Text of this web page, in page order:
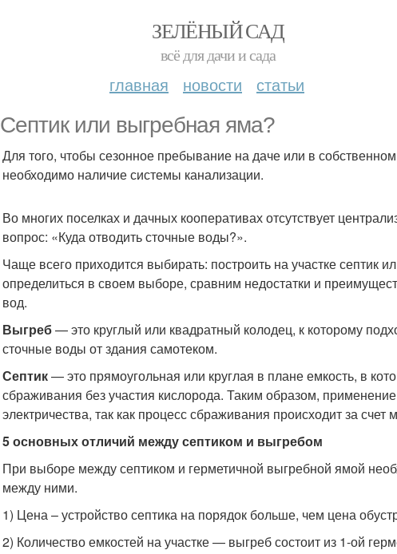
ЗЕЛЁНЫЙ САД
всё для дачи и сада
главная новости статьи
Септик или выгребная яма?
Для того, чтобы сезонное пребывание на даче или в
необходимо наличие системы канализации.
Во многих поселках и дачных кооперативах отсутствует
вопрос: «Куда отводить сточные воды?».
Чаще всего приходится выбирать: построить на участке септик
определиться в своем выборе, сравним недостатки и
вод.
Выгреб— это круглый или квадратный колодец, к которому
сточные воды от здания самотеком.
Септик— это прямоугольная или круглая в плане емкость, в
сбраживания без участия кислорода. Таким образом,
электричества, так как процесс сбраживания происходит за
5 основных отличий между септиком и выгребом
При выборе между септиком и герметичной выгребной ямой
между ними.
1) Цена – устройство септика на порядок больше, чем цена
2) Количество емкостей на участке — выгреб состоит из 1-ой